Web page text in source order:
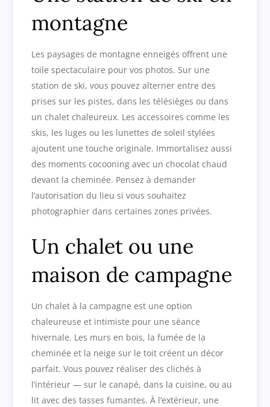
montagne
Les paysages de montagne enneigés offrent une
toile spectaculaire pour vos photos. Sur une
station de ski, vous pouvez alterner entre des
prises sur les pistes, dans les télésièges ou dans
un chalet chaleureux. Les accessoires comme les
skis, les luges ou les lunettes de soleil stylées
ajoutent une touche originale. Immortalisez aussi
des moments cocooning avec un chocolat chaud
devant la cheminée. Pensez à demander
l’autorisation du lieu si vous souhaitez
photographier dans certaines zones privées.
Un chalet ou une
maison de campagne
Un chalet à la campagne est une option
chaleureuse et intimiste pour une séance
hivernale. Les murs en bois, la fumée de la
cheminée et la neige sur le toit créent un décor
parfait. Vous pouvez réaliser des clichés à
l’intérieur — sur le canapé, dans la cuisine, ou au
lit avec des tasses fumantes. À l’extérieur, une